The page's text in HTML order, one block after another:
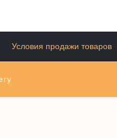
Условия продажи товаров